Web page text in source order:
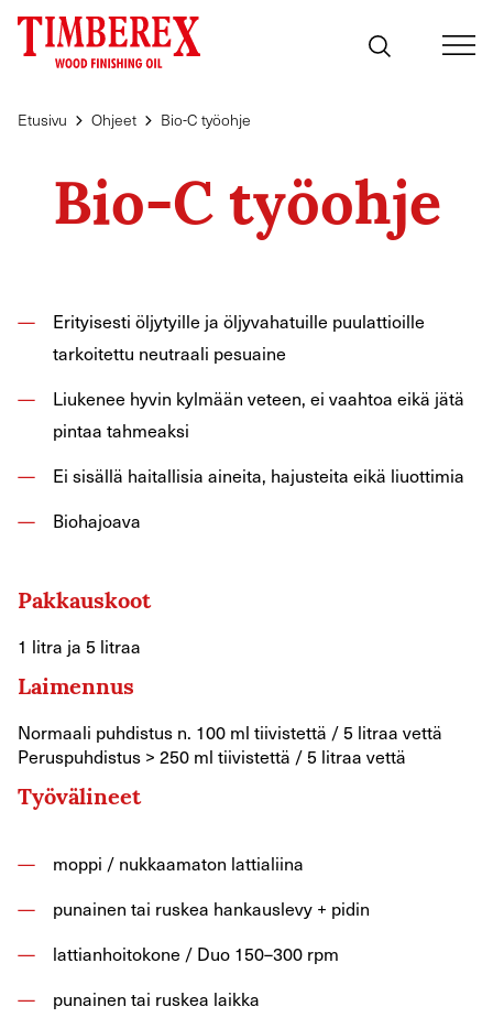
Siirry
sisältöön
Etusivu Ohjeet Bio-C työohje
Bio-C työohje
Erityisesti öljytyille ja öljyvahatuille puulattioille
tarkoitettu neutraali pesuaine
Liukenee hyvin kylmään veteen, ei vaahtoa eikä jätä
pintaa tahmeaksi
Ei sisällä haitallisia aineita, hajusteita eikä liuottimia
Biohajoava
Pakkauskoot
1 litra ja 5 litraa
Laimennus
Normaali puhdistus n. 100 ml tiivistettä / 5 litraa vettä
Peruspuhdistus > 250 ml tiivistettä / 5 litraa vettä
Työvälineet
moppi / nukkaamaton lattialiina
punainen tai ruskea hankauslevy + pidin
lattianhoitokone / Duo 150–300 rpm
punainen tai ruskea laikka